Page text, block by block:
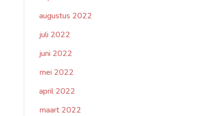
augustus 2022
juli 2022
juni 2022
mei 2022
april 2022
maart 2022